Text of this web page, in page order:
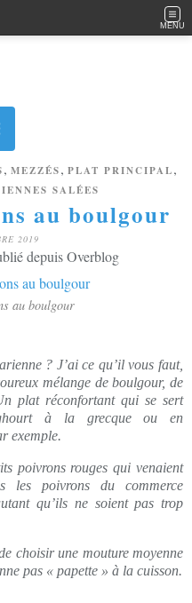
MENU
, MEZZÉS, PLAT PRINCIPAL,
SALÉES
au boulgour
2019
depuis Overblog
au boulgour
? J’ai ce qu’il vous faut,
mélange de boulgour, de
plat réconfortant qui se sert
à la grecque ou en
exemple.
poivrons rouges qui venaient
poivrons du commerce
qu’ils ne soient pas trop
choisir une mouture moyenne
pas « papette » à la cuisson.